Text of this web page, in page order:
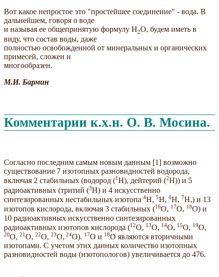
Вот какое непростое это "простейшее соединение" - вода. В
дальнейшем, говоря о воде
и называя ее общепринятую формулу Н2O, будем иметь в
виду, что состав воды, даже
полностью освобожденной от минеральных и органических
примесей, сложен и
многообразен.
М.И. Бармин
Комментарии к.х.н. О. В. Мосина.
Согласно последним самым новым данным [1] возможно
существование 7 изотопных разновидностей водорода,
включая 2 стабильных (водород (1 Н), дейтерий (2Н)) и 5
радиоактивных (тритий (3Н) и 4 искусственно
синтезированных нестабильных изотопа 4Н, 5Н, 6Н, 7Н,) и 13
изотопов кислорода, включая 3 стабильных (16O, 17O, 18O) и
10 радиоактивных искусственно синтезированных
радиоактивных изотопов кислорода (12O, 13O, 14O, 15O, 19O,
20O, 21O, 22O, 23O, 24O). 17O и 18O являются вторичными
изотопами. С учетом этих данных количество изотопных
разновидностей воды (изотопологов) увеличивается до 476.